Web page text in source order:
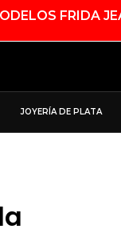
FRIDA
JOYERÍA DE PLATA